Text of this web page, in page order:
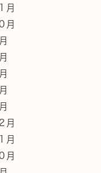
月
月
月
月
月